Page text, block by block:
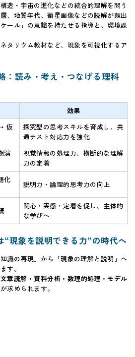
造・宇宙の進化などの統合的理解を問う
、地質年代、衛星画像などの読解が頻出
ケール」の意識を持たせる指導と、環境課
タリウム教材など、現象を可視化するア
：読み・考え・つなげる理科
効果
仮
探究型の思考スキルを育成し、共
通テスト対応力を強化
演
視覚情報の処理力、横断的な理解
力の定着
化
説明力・論理的思考力の向上
関心・実感・定着を促し、主体的
な学びへ
“現象を説明できる力”の時代へ
識の再現」から「現象の理解と説明」へ
す。
文章読解・資料分析・数理的処理・モデル
求められます。